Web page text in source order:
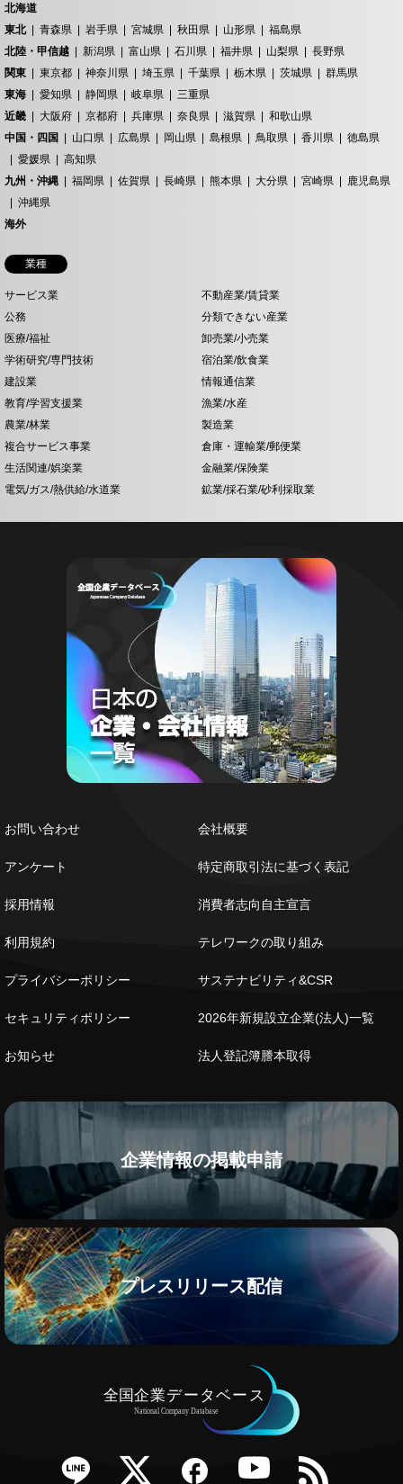
北海道
東北
青森県 岩手県 宮城県 秋田県 山形県
福島県
北陸・甲信越
新潟県 富山県 石川県 福井県 山梨県
長野県
関東
東京都 神奈川県 埼玉県 千葉県 栃木県 茨城県
群馬県
東海
愛知県 静岡県 岐阜県
三重県
近畿
大阪府 京都府 兵庫県 奈良県 滋賀県
和歌山県
中国・四国
山口県 広島県 岡山県 島根県 鳥取県 香川県
徳島県
愛媛県
高知県
九州・沖縄
福岡県 佐賀県 長崎県 熊本県 大分県 宮崎県
鹿児島県
沖縄県
海外
業種
サービス業
不動産業/賃貸業
公務
分類できない産業
医療/福祉
卸売業/小売業
学術研究/専門技術
宿泊業/飲食業
建設業
情報通信業
教育/学習支援業
漁業/水産
農業/林業
製造業
複合サービス事業
倉庫・運輸業/郵便業
生活関連/娯楽業
金融業/保険業
電気/ガス/熱供給/水道業
鉱業/採石業/砂利採取業
お問い合わせ
アンケート
採用情報
利用規約
プライバシーポリシー
セキュリティポリシー
お知らせ
会社概要
特定商取引法に基づく表記
消費者志向自主宣言
テレワークの取り組み
サステナビリティ&CSR
2026年新規設立企業(法人)一覧
法人登記簿謄本取得
企業情報の掲載申請
プレスリリース配信
Twitter Facebook YouTube RSS